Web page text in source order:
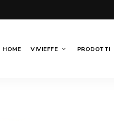
HOME VIVIEFFE PRODOTTI